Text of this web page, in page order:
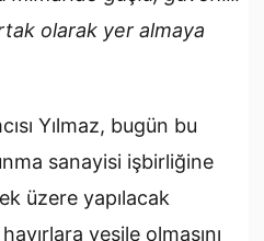
olarak yer almaya
Yılmaz, bugün bu
sanayisi işbirliğine
üzere yapılacak
vesile olmasını